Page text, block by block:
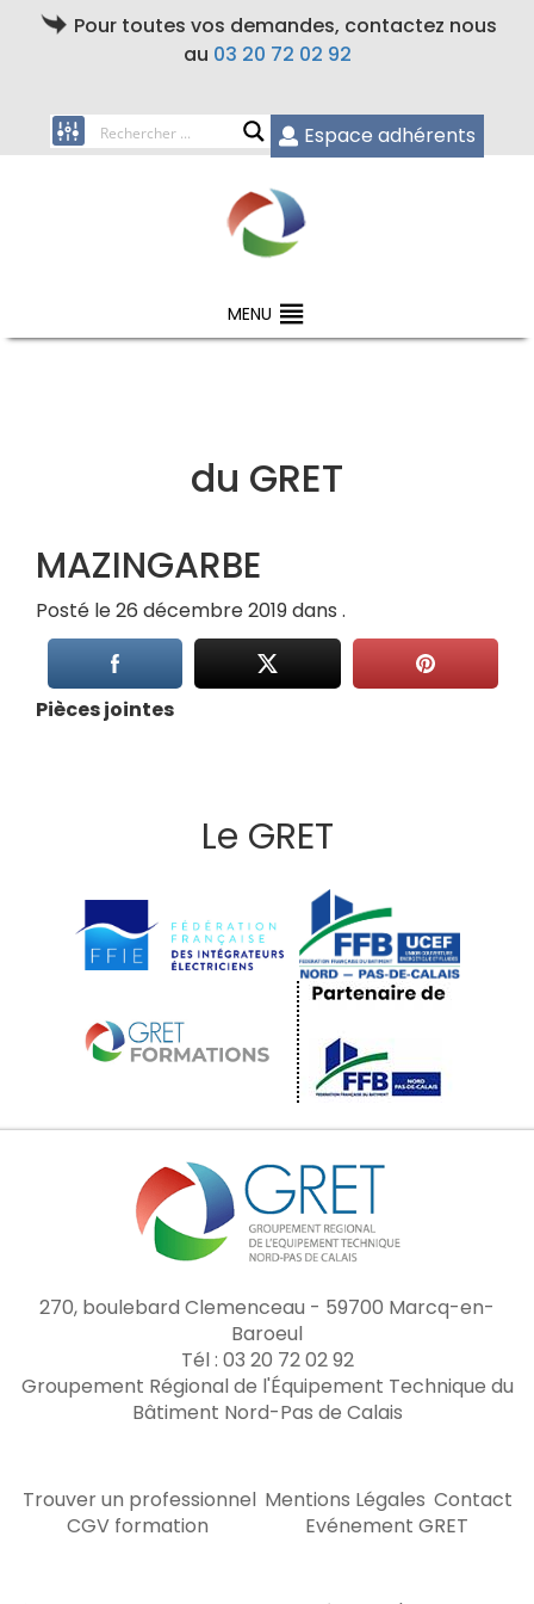
Pour toutes vos demandes, contactez nous
au 03 20 72 02 92
Espace adhérents
MENU
du GRET
MAZINGARBE
Posté le 26 décembre 2019 dans .
Pièces jointes
Le GRET
270, boulebard Clemenceau - 59700 Marcq-en-
Baroeul
Tél : 03 20 72 02 92
Groupement Régional de l'Équipement Technique du
Bâtiment Nord-Pas de Calais
Trouver un professionnel Mentions Légales Contact
CGV formation
Evénement GRET